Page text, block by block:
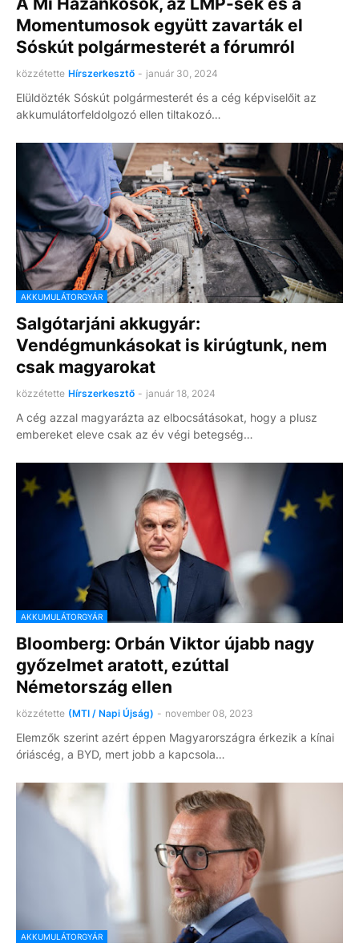
Momentumosok együtt zavarták el
Sóskút polgármesterét a fórumról
közzétette Hírszerkesztő - január 30, 2024
Elüldözték Sóskút polgármesterét és a cég képviselőit az
akkumulátorfeldolgozó ellen tiltakozó…
AKKUMULÁTORGYÁR
Salgótarjáni akkugyár:
Vendégmunkásokat is kirúgtunk, nem
csak magyarokat
közzétette Hírszerkesztő - január 18, 2024
A cég azzal magyarázta az elbocsátásokat, hogy a plusz
embereket eleve csak az év végi betegség…
AKKUMULÁTORGYÁR
Bloomberg: Orbán Viktor újabb nagy
győzelmet aratott, ezúttal
Németország ellen
közzétette (MTI / Napi Újság) - november 08, 2023
Elemzők szerint azért éppen Magyarországra érkezik a kínai
óriáscég, a BYD, mert jobb a kapcsola…
AKKUMULÁTORGYÁR